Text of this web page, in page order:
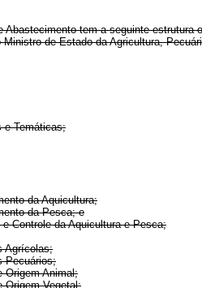
tem a seguinte estrutura
de Estado da Agricultura,
e Temáticas;
da Aquicultura;
da Pesca; e
Controle da Aquicultura e Pesca;
Agrícolas;
Pecuários;
Origem Animal;
Origem Vegetal;